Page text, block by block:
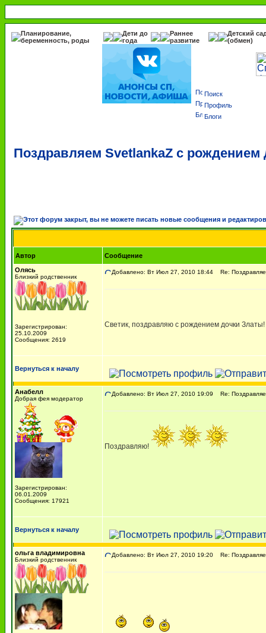
Планирование,
беременность, роды
Дети до
года
Раннее
развитие
Детский
(обмен)
Поиск
Профиль
Блоги
Поздравляем SvetlankaZ с рождением
Автор
Сообщение
Олясь
Близкий родственник
Зарегистрирован:
25.10.2009
Сообщения: 2619
Добавлено: Вт Июл 27, 2010 18:44 Re:
Светик, поздравляю с рождением дочки
Вернуться к началу
Анабелл
Добрая фея модератор
Зарегистрирован:
06.01.2009
Сообщения: 17921
Добавлено: Вт Июл 27, 2010 19:09 Re:
Поздравляю!
Вернуться к началу
ольга владимировна
Близкий родственник
Добавлено: Вт Июл 27, 2010 19:20 Re: